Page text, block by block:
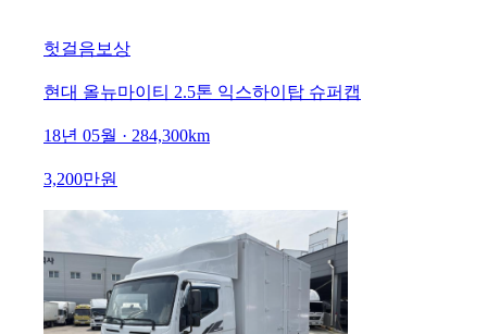
헛걸음보상
현대 올뉴마이티 2.5톤 익스하이탑 슈퍼캡
18년 05월 · 284,300km
3,200만원